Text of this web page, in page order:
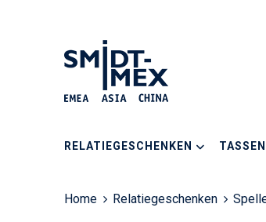
RELATIEGESCHENKEN TASSEN
Home Relatiegeschenken